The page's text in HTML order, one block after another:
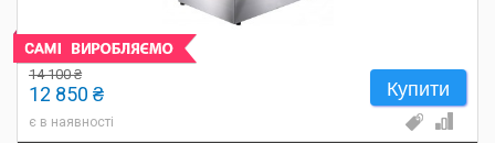
Купити
14 100 ₴
12 850 ₴
є в наявності